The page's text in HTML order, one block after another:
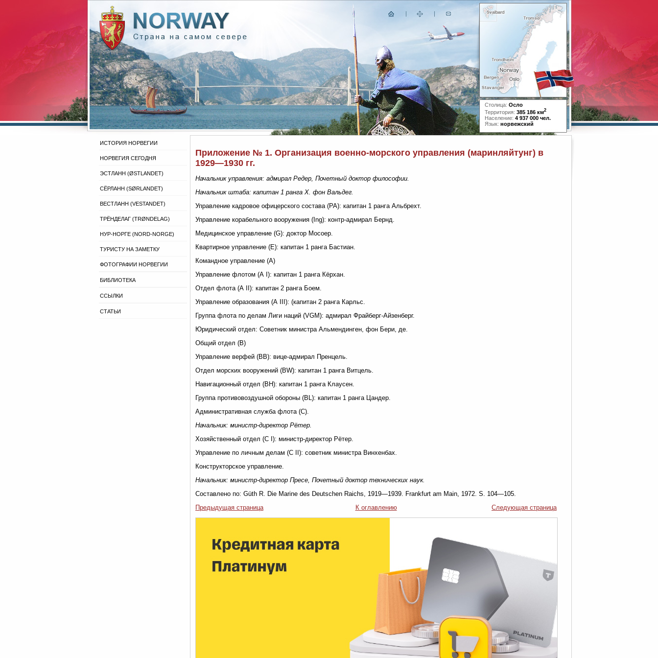
Столица: Осло
Территория: 385 186 км2
Население: 4 937 000 чел.
Язык: норвежский
ИСТОРИЯ НОРВЕГИИ
НОРВЕГИЯ СЕГОДНЯ
ЭСТЛАНН (ØSTLANDET)
СЁРЛАНН (SØRLANDET)
ВЕСТЛАНН (VESTANDET)
ТРЁНДЕЛАГ (TRØNDELAG)
НУР-НОРГЕ (NORD-NORGE)
ТУРИСТУ НА ЗАМЕТКУ
ФОТОГРАФИИ НОРВЕГИИ
БИБЛИОТЕКА
ССЫЛКИ
СТАТЬИ
Приложение № 1. Организация военно-морского управления (маринляйтунг) в
1929—1930 гг.
Начальник управления: адмирал Редер, Почетный доктор философии.
Начальник штаба: капитан 1 ранга X. фон Вальдег.
Управление кадровое офицерского состава (РА): капитан 1 ранга Альбрехт.
Управление корабельного вооружения (Ing): контр-адмирал Бернд.
Медицинское управление (G): доктор Мосоер.
Квартирное управление (Е): капитан 1 ранга Бастиан.
Командное управление (А)
Управление флотом (А I): капитан 1 ранга Кёрхан.
Отдел флота (А II): капитан 2 ранга Боем.
Управление образования (А III): (капитан 2 ранга Карльс.
Группа флота по делам Лиги наций (VGM): адмирал Фрайберг-Айзенберг.
Юридический отдел: Советник министра Альмендинген, фон Бери, де.
Общий отдел (В)
Управление верфей (ВВ): вице-адмирал Пренцель.
Отдел морских вооружений (BW): капитан 1 ранга Витцель.
Навигационный отдел (ВН): капитан 1 ранга Клаусен.
Группа противовоздушной обороны (BL): капитан 1 ранга Цандер.
Административная служба флота (С).
Начальник: министр-директор Рётер.
Хозяйственный отдел (С I): министр-директор Рётер.
Управление по личным делам (С II): советник министра Винхенбах.
Конструкторское управление.
Начальник: министр-директор Пресе, Почетный доктор технических наук.
Составлено по: Güth R. Die Marine des Deutschen Raichs, 1919—1939. Frankfurt am Main, 1972. S. 104—105.
Предыдущая страница
К оглавлению Следующая страница